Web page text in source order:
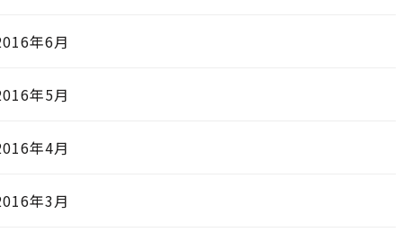
年6月
年5月
年4月
年3月